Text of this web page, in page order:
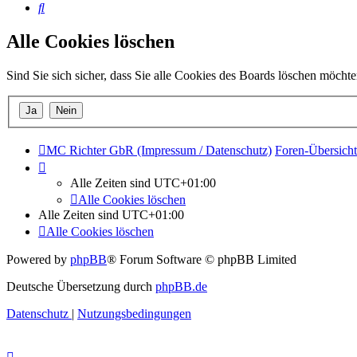
Suche
Alle Cookies löschen
Sind Sie sich sicher, dass Sie alle Cookies des Boards löschen
MC Richter GbR (Impressum / Datenschutz) Foren-Übersicht
Alle Zeiten sind UTC+01:00
Alle Cookies löschen
Alle Zeiten sind UTC+01:00
Alle Cookies löschen
Powered by phpBB® Forum Software © phpBB Limited
Deutsche Übersetzung durch phpBB.de
Datenschutz | Nutzungsbedingungen